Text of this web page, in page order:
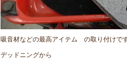
吸音材などの最高アイテム の取り付けで
デッドニングから